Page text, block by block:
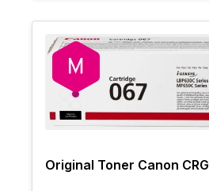
Original Toner Canon